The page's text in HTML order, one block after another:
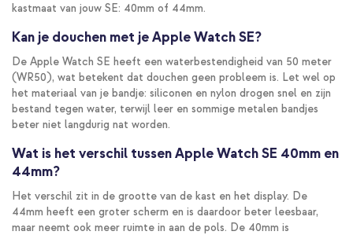
kastmaat van jouw SE: 40mm of 44mm.
Kan je douchen met je Apple Watch SE?
De Apple Watch SE heeft een waterbestendigheid van 50 meter
(WR50), wat betekent dat douchen geen probleem is. Let wel op
het materiaal van je bandje: siliconen en nylon drogen snel en zijn
bestand tegen water, terwijl leer en sommige metalen bandjes
beter niet langdurig nat worden.
Wat is het verschil tussen Apple Watch SE 40mm en
44mm?
Het verschil zit in de grootte van de kast en het display. De
44mm heeft een groter scherm en is daardoor beter leesbaar,
maar neemt ook meer ruimte in aan de pols. De 40mm is